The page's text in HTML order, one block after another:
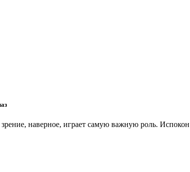
наверное, играет самую важную роль.